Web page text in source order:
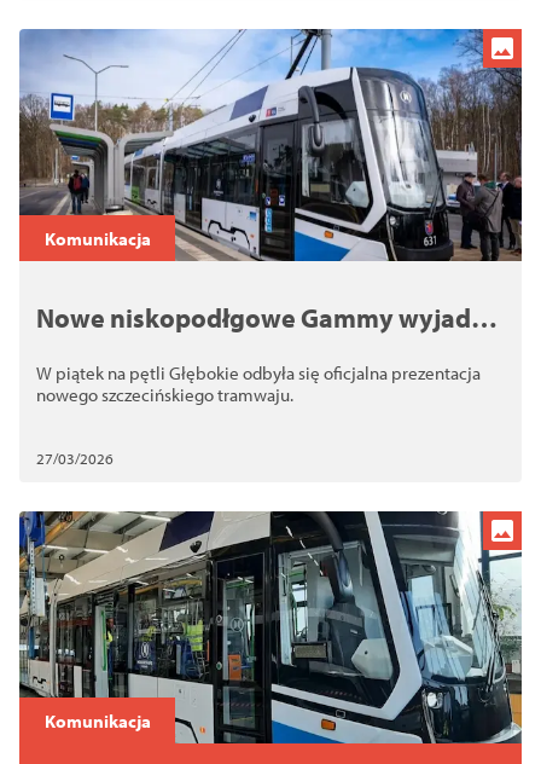
Komunikacja
Nowe niskopodłgowe Gammy wyjadą
W piątek na pętli Głębokie odbyła się oficjalna prezentacja
nowego szczecińskiego tramwaju.
27/03/2026
Komunikacja